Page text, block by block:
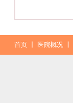
首页丨 医院概况丨